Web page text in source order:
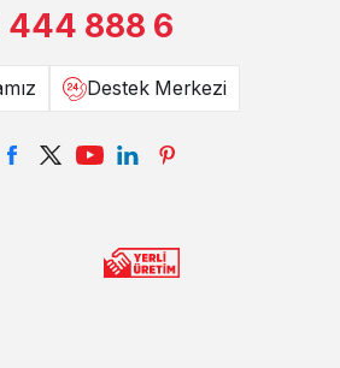
444 888 6
Destek Merkezi